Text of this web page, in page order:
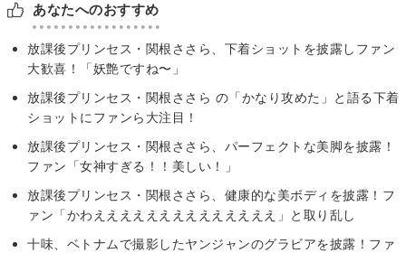
あなたへのおすすめ
放課後プリンセス・関根ささら、下着ショットを披露しファン
大歓喜！「妖艶ですね〜」
放課後プリンセス・関根ささら の「かなり攻めた」と語る下着
ショットにファンら大注目！
放課後プリンセス・関根ささら、パーフェクトな美脚を披露！
ファン「女神すぎる！！美しい！」
放課後プリンセス・関根ささら、健康的な美ボディを披露！フ
ァン「かわええええええええええええええ」と取り乱し
十味、ベトナムで撮影したヤンジャンのグラビアを披露！ファ